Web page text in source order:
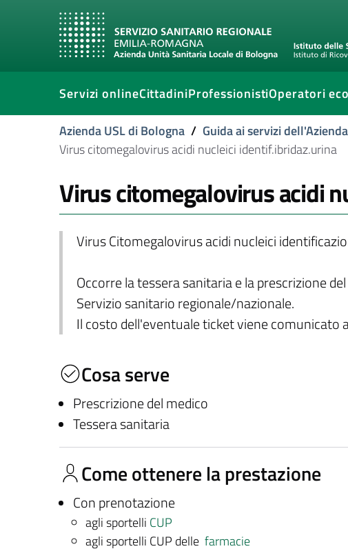
Servizi onlineCittadiniProfessionistiOperatori
Azienda USL di Bologna / Guida ai servizi
Virus citomegalovirus acidi nucleici identif.ibridaz.urina
Virus citomegalovirus acidi
Virus Citomegalovirus acidi nucleici
Occorre la tessera sanitaria e la prescrizione
Servizio sanitario regionale/nazionale.
Il costo dell'eventuale ticket viene comunicato
Cosa serve
Prescrizione del medico
Tessera sanitaria
Come ottenere la prestazione
Con prenotazione
agli sportelli CUP
agli sportelli CUP delle farmacie